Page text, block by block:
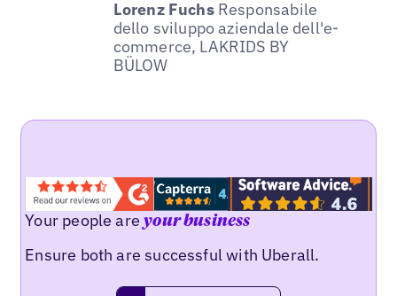
Lorenz Fuchs Responsabile
dello sviluppo aziendale dell'e-
commerce, LAKRIDS BY
BÜLOW
Your people areyour business
Ensure both are successful with Uberall.